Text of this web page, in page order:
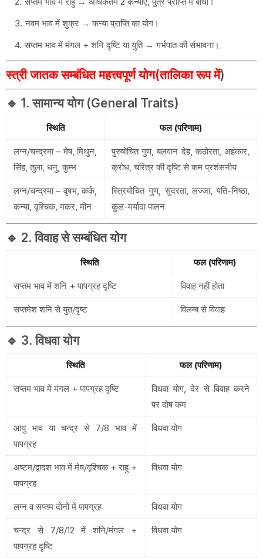
नवम भाव में शुक्र → कन्या प्राप्ति का योग।
सप्तम भाव में मंगल + शनि दृष्टि या युति → गर्भपात की संभावना।
स्त्री जातक सम्बंधित महत्त्वपूर्ण योग(तालिका रूप में)
🔹 1. सामान्य योग (General Traits)
स्थिति फल (परिणाम)
लग्न/चन्द्रमा – मेष, मिथुन,
सिंह, तुला, धनु, कुम्भ
पुरुषोचित गुण, बलवान देह, कठोरता, अहंकार,
क्रोध, चरित्र की दृष्टि से कम प्रशंसनीय
लग्न/चन्द्रमा – वृषभ, कर्क,
कन्या, वृश्चिक, मकर, मीन
स्त्रियोचित गुण, सुंदरता, लज्जा, पति-निष्ठा,
कुल-मर्यादा पालन
🔹 2. विवाह से सम्बंधित योग
स्थिति फल (परिणाम)
सप्तम भाव में शनि + पापग्रह दृष्टि विवाह नहीं होता
सप्तमेश शनि से युत/दृष्ट विलम्ब से विवाह
🔹 3. विधवा योग
स्थिति फल (परिणाम)
सप्तम भाव में मंगल + पापग्रह दृष्टि
विधवा योग, देर से विवाह करने
पर दोष कम
आयु भाव या चन्द्र से 7/8 भाव में
पापग्रह
विधवा योग
अष्टम/द्वादश भाव में मेष/वृश्चिक + राहु +
पापग्रह
विधवा योग
लग्न व सप्तम दोनों में पापग्रह विधवा योग
चन्द्र से 7/8/12 में शनि/मंगल +
पापग्रह दृष्टि
विधवा योग